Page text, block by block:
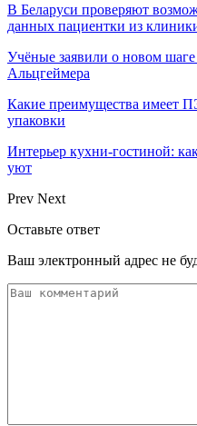
В Беларуси проверяют
данных пациентки из
Учёные заявили о новом шаге
Альцгеймера
Какие преимущества имеет
упаковки
Интерьер кухни-гостиной:
уют
Prev Next
Оставьте ответ
Ваш электронный адрес не